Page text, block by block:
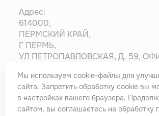
Адрес:
614000,
ПЕРМСКИЙ КРАЙ,
Г ПЕРМЬ,
УЛ ПЕТРОПАВЛОВСКАЯ, Д. 59,
Информация на сайте носит
характер и не является
определяемой положениями
Мы используем cookie-файлы для
сайта. Запретить обработку cookie вы
в настройках вашего браузера.
сайтом, вы соглашаетесь на обработку